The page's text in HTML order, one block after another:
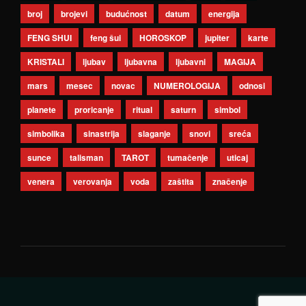
broj
brojevi budućnost datum
energija
FENG SHUI
feng šui HOROSKOP jupiter
karte
KRISTALI
ljubav ljubavna ljubavni
MAGIJA
mars
mesec novac NUMEROLOGIJA
odnosi
planete
proricanje ritual saturn
simbol
simbolika
sinastrija slaganje snovi
sreća
sunce
talisman TAROT tumačenje
uticaj
venera
verovanja voda zaštita značenje